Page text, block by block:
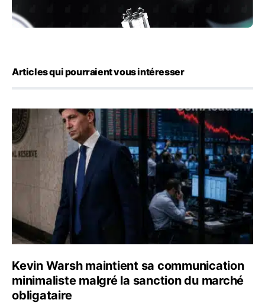
Articles qui pourraient vous intéresser
Kevin Warsh maintient sa communication minimaliste
Kevin Warsh maintient sa communication
minimaliste malgré la sanction du marché
obligataire